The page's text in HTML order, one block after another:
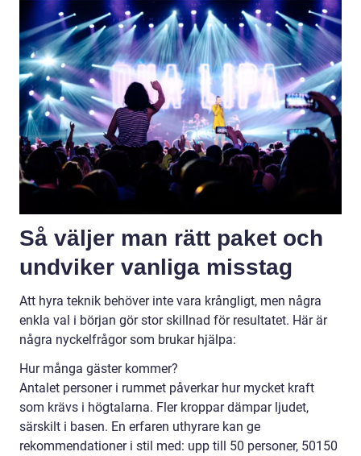
Så väljer man rätt paket och
undviker vanliga misstag
Att hyra teknik behöver inte vara krångligt, men några
enkla val i början gör stor skillnad för resultatet. Här är
några nyckelfrågor som brukar hjälpa:
Hur många gäster kommer?
Antalet personer i rummet påverkar hur mycket kraft
som krävs i högtalarna. Fler kroppar dämpar ljudet,
särskilt i basen. En erfaren uthyrare kan ge
rekommendationer i stil med: upp till 50 personer, 50150